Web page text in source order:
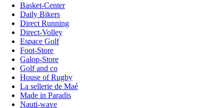
Basket-Center
Daily Bikers
Direct Running
Direct-Volley
Espace Golf
Foot-Store
Galop-Store
Golf and co
House of Rugby
La sellerie de Maé
Made in Paradis
Nauti-wave